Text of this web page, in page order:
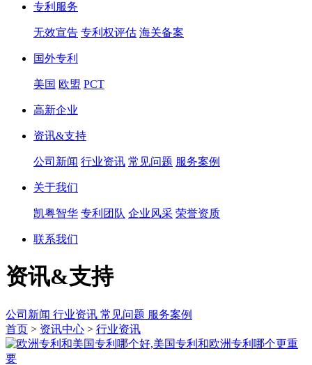
专利服务
无效宣告 专利权评估 海关备案
国外专利
美国 欧盟 PCT
高新企业
资讯&支持
公司新闻 行业资讯 常见问题 服务案例
关于我们
凯粤智华 专利团队 企业风采 荣誉资质
联系我们
资讯&支持
公司新闻 行业资讯 常见问题 服务案例
首页 > 资讯中心 > 行业资讯